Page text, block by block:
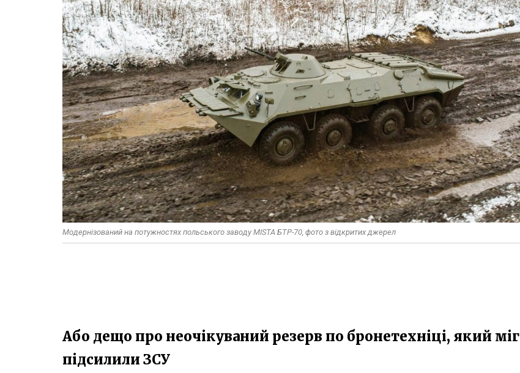
Модернізований на потужностях польського заводу MISTA БТР-70, фото з відкритих джерел
Або дещо про неочікуваний резерв по бронетехніці, який міг
підсилили ЗСУ